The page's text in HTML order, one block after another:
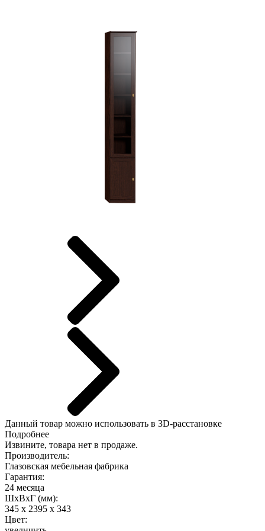
Данный товар можно использовать в 3D-расстановке
Подробнее
Извините, товара нет в продаже.
Производитель:
Глазовская мебельная фабрика
Гарантия:
24 месяца
ШхВхГ (мм):
345 х 2395 х 343
Цвет: